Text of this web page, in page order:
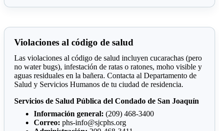
Violaciones al código de salud
Las violaciones al código de salud incluyen cucarachas (pero
no water bugs), infestación de ratas o ratones, moho visible y
aguas residuales en la bañera. Contacta al Departamento de
Salud y Servicios Humanos de tu ciudad de residencia.
Servicios de Salud Pública del Condado de San Joaquín
Información general: (209) 468-3400
Correo: phs-info@sjcphs.org